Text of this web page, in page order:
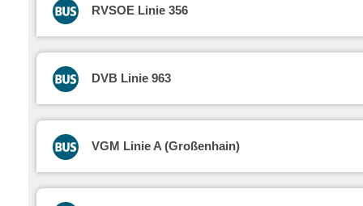
RVSOE Linie 356
DVB Linie 963
VGM Linie A (Großenhain)